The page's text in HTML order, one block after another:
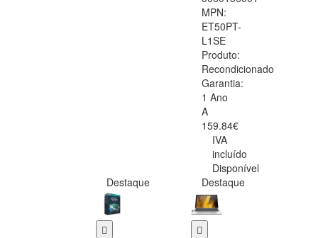
MPN:
ET50PT-
L1SE
Produto:
Recondicionado
Garantia:
1 Ano
A
159.84€
IVA
incluído
Disponível
Destaque
Destaque